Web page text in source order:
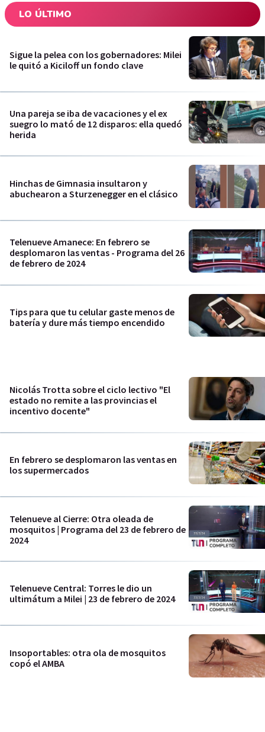
LO ÚLTIMO
Sigue la pelea con los gobernadores: Milei
le quitó a Kiciloff un fondo clave
Una pareja se iba de vacaciones y el ex
suegro lo mató de 12 disparos: ella quedó
herida
Hinchas de Gimnasia insultaron y
abuchearon a Sturzenegger en el clásico
Telenueve Amanece: En febrero se
desplomaron las ventas - Programa del 26
de febrero de 2024
Tips para que tu celular gaste menos de
batería y dure más tiempo encendido
Nicolás Trotta sobre el ciclo lectivo "El
estado no remite a las provincias el
incentivo docente"
En febrero se desplomaron las ventas en
los supermercados
Telenueve al Cierre: Otra oleada de
mosquitos | Programa del 23 de febrero de
2024
Telenueve Central: Torres le dio un
ultimátum a Milei | 23 de febrero de 2024
Insoportables: otra ola de mosquitos
copó el AMBA